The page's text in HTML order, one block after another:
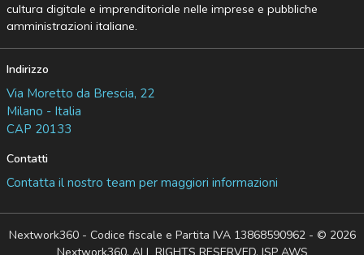
cultura digitale e imprenditoriale nelle imprese e pubbliche
amministrazioni italiane.
Indirizzo
Via Moretto da Brescia, 22
Milano - Italia
CAP 20133
Contatti
Contatta il nostro team per maggiori informazioni
Nextwork360 - Codice fiscale e Partita IVA 13868590962 - © 2026
Nextwork360. ALL RIGHTS RESERVED. ISP AWS